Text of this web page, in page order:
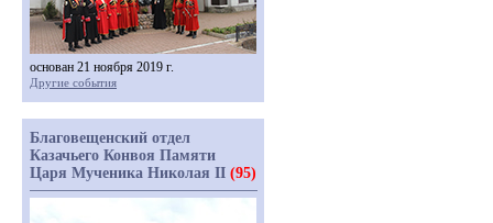
основан 21 ноября 2019 г.
Другие события
Благовещенский отдел
Казачьего Конвоя Памяти
Царя Мученика Николая II (95)